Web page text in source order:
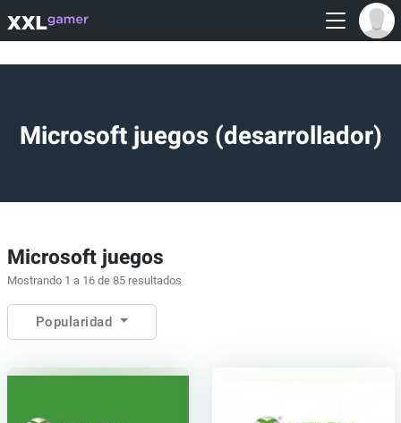
Microsoft juegos (desarrollador)
Microsoft juegos
Mostrando 1 a 16 de 85 resultados
Popularidad